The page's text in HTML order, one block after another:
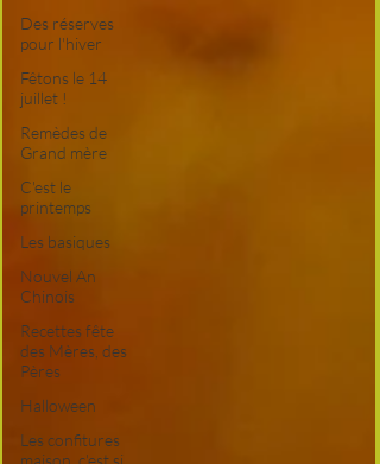
Des réserves
pour l'hiver
Fêtons le 14
juillet !
Remèdes de
Grand mère
C'est le
printemps
Les basiques
Nouvel An
Chinois
Recettes fête
des Mères, des
Pères
Halloween
Les confitures
maison, c'est si